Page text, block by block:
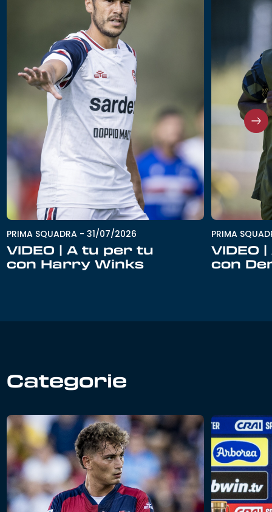
PRIMA SQUADRA - 31/07/2026
VIDEO | A tu per tu
con Harry Winks
PRIMA
VIDEO
con
Categorie